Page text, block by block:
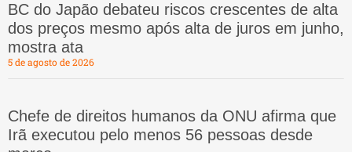
BC do Japão debateu riscos crescentes de alta
dos preços mesmo após alta de juros em junho,
mostra ata
5 de agosto de 2026
Chefe de direitos humanos da ONU afirma que
Irã executou pelo menos 56 pessoas desde